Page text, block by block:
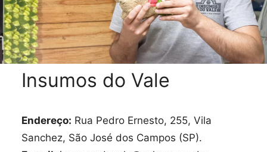
Insumos do Vale
Endereço: Rua Pedro Ernesto, 255, Vila
Sanchez, São José dos Campos (SP).